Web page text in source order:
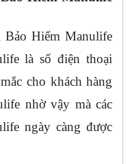
Hiểm Manulife
là số điện thoại
cho khách hàng
nhờ vậy mà các
ngày càng được